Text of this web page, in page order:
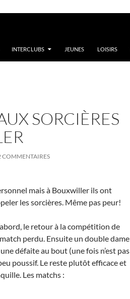
INTERCLUBS JEUNES LOISIRS
SORCIÈRES
COMMENTAIRES
mais à Bouxwiller ils ont
les sorcières. Même pas peur!
le retour à la compétition de
perdu. Ensuite un double dame
défaite au bout (une fois n’est pas
poussif. Le reste plutôt efficace et
Les matchs :